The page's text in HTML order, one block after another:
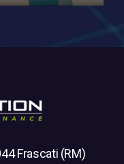
Frascati (RM)